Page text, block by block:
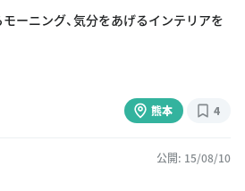
ーニング、気分をあげるインテリアを
熊本 4
公開: 15/08/10